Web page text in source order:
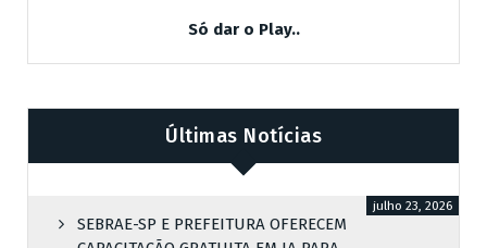
Só dar o Play..
Últimas Notícias
SEBRAE-SP E PREFEITURA OFERECEM
julho 23, 2026